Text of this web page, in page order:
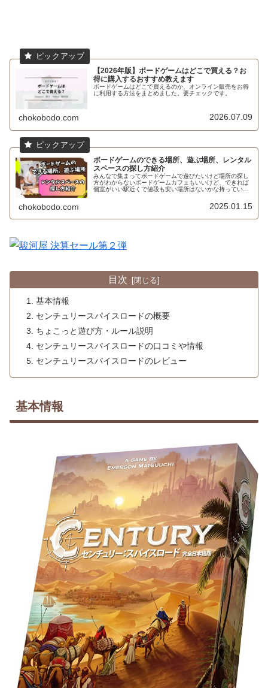
【2026年版】ボードゲームはどこで買える？お
得に購入するおすすめ教えます
ボードゲームはどこで買えるのか、オンライン販売をお得
に利用する方法をまとめました。要チェックです。
chokobodo.com 2026.07.09
ボードゲームのできる場所、遊ぶ場所、レンタル
スペースの探し方紹介
みんなで集まってボードゲームで遊びたいけど場所の探し
方がわからないボードゲームカフェもいいけど、できれば
個室がいい駅近くで値段も安い場所はないかな持っている
chokobodo.com 2025.01.15
目次
基本情報
センチュリースパイスロードの概要
ちょこっと遊び方・ルール説明
センチュリースパイスロードの口コミや情報
センチュリースパイスロードのレビュー
基本情報